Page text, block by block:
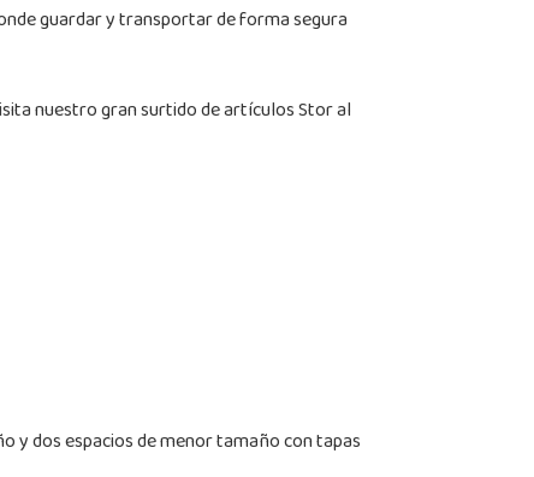
guardar y transportar de forma segura
nuestro gran surtido de artículos Stor al
y dos espacios de menor tamaño con tapas